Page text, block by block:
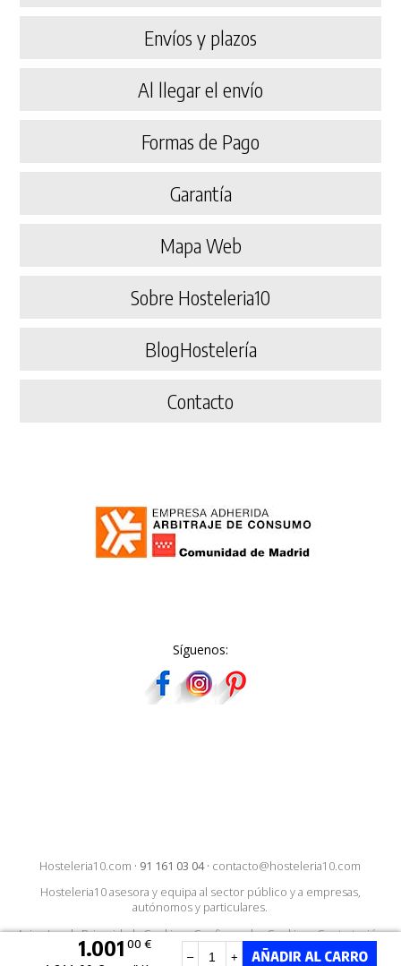
1.001 00 €
– +
Envíos y plazos
Al llegar el envío
Formas de Pago
Garantía
Mapa Web
Sobre Hosteleria10
BlogHostelería
Contacto
Síguenos:
Hosteleria10.com · 91 161 03 04· contacto@hosteleria10.com
Hosteleria10 asesora y equipa al sector público y a empresas,
autónomos y particulares.
Aviso Legal·Privacidad·Cookies·Configurar las Cookies·Contratación